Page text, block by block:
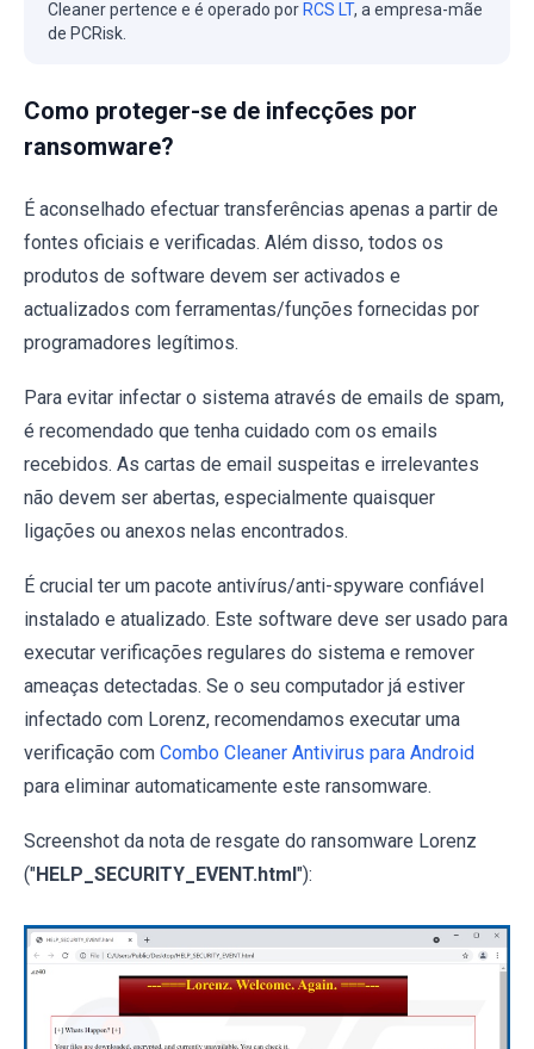
Cleaner pertence e é operado por RCS LT, a empresa-mãe
de PCRisk.
Como proteger-se de infecções por
ransomware?
É aconselhado efectuar transferências apenas a partir de
fontes oficiais e verificadas. Além disso, todos os
produtos de software devem ser activados e
actualizados com ferramentas/funções fornecidas por
programadores legítimos.
Para evitar infectar o sistema através de emails de spam,
é recomendado que tenha cuidado com os emails
recebidos. As cartas de email suspeitas e irrelevantes
não devem ser abertas, especialmente quaisquer
ligações ou anexos nelas encontrados.
É crucial ter um pacote antivírus/anti-spyware confiável
instalado e atualizado. Este software deve ser usado para
executar verificações regulares do sistema e remover
ameaças detectadas. Se o seu computador já estiver
infectado com Lorenz, recomendamos executar uma
verificação com Combo Cleaner Antivirus para Android
para eliminar automaticamente este ransomware.
Screenshot da nota de resgate do ransomware Lorenz
("HELP_SECURITY_EVENT.html "):